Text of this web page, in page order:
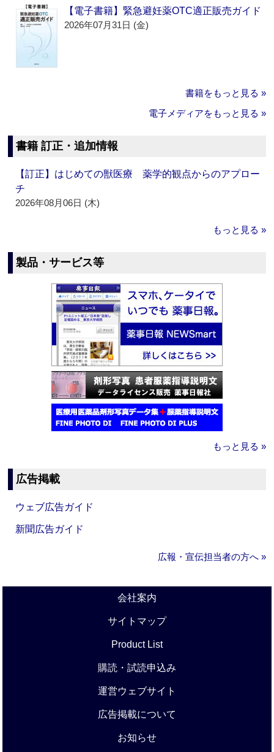
【電子書籍】緊急避妊薬OTC適正販売ガイド
2026年07月31日 (金)
書籍をもっと見る »
電子メディアをもっと見る »
書籍 訂正・追加情報
【訂正】はじめての獣医療 薬学的観点からのアプロー
チ
2026年08月06日 (木)
もっと見る »
製品・サービス等
もっと見る »
広告掲載
ウェブ広告ガイド
新聞広告ガイド
広報・宣伝担当者の方へ »
会社案内
サイトマップ
Product List
購読・試読申込み
運営ウェブサイト
広告掲載について
お知らせ